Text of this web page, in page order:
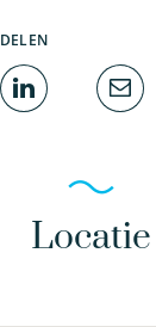
DELEN
Locatie